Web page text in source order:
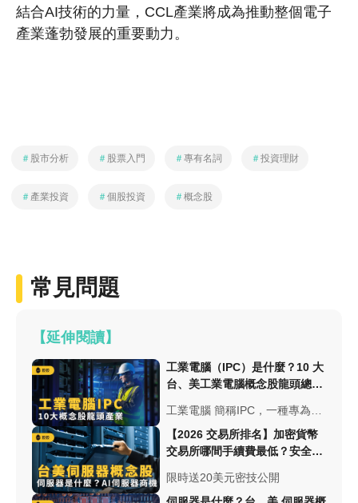
結合AI技術的力量，CCL產業將成為推動整個電子
產業蓬勃發展的重要動力。
＃ 股市分析 ＃ 股票入門 ＃專有名詞 ＃投資理財
＃ 產業投資 ＃個股投資 ＃概念股
常見問題
【延伸閱讀】
工業電腦（IPC）是什麼？10 大
台、美工業電腦概念股龍頭總整
工業電腦 簡稱IPC，一種專為工
業環境設計和製造的電腦系統，
工業電腦應用範圍廣泛，本文將
揭曉工業電腦是什麼？10大IPC
概念股龍頭產業
【2026 交易所排名】加密貨幣
交易所哪間手續費最低？安全性
限時送20美元密技公開